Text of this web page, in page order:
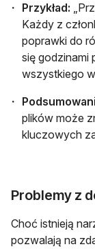
Przykład:
Każdy z
poprawki do
się godzinami
wszystkiego w
plików może
kluczowych
Problemy z
Choć istnieją
pozwalają na